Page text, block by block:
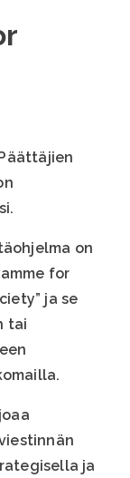
on
for
ja se
tai
ja